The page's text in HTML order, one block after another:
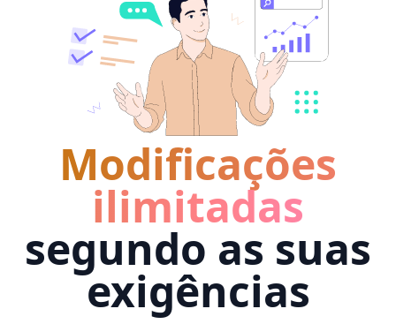
Modificações
ilimitadas
segundo as suas
exigências